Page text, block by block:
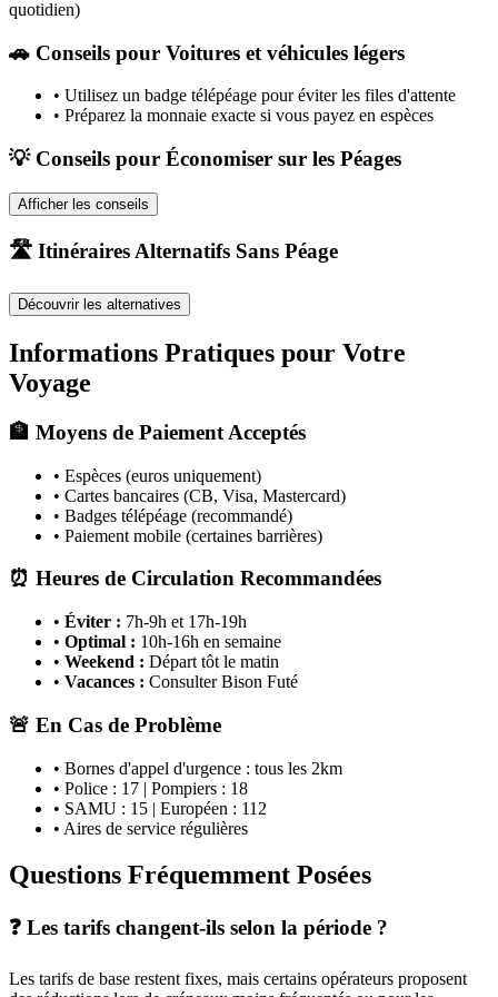
quotidien)
🚗 Conseils pour Voitures et véhicules légers
• Utilisez un badge télépéage pour éviter les files d'attente
• Préparez la monnaie exacte si vous payez en espèces
💡 Conseils pour Économiser sur les Péages
Afficher les conseils
🛣️ Itinéraires Alternatifs Sans Péage
Découvrir les alternatives
Informations Pratiques pour Votre
Voyage
🏦 Moyens de Paiement Acceptés
• Espèces (euros uniquement)
• Cartes bancaires (CB, Visa, Mastercard)
• Badges télépéage (recommandé)
• Paiement mobile (certaines barrières)
⏰ Heures de Circulation Recommandées
• Éviter : 7h-9h et 17h-19h
• Optimal : 10h-16h en semaine
• Weekend : Départ tôt le matin
• Vacances : Consulter Bison Futé
🚨 En Cas de Problème
• Bornes d'appel d'urgence : tous les 2km
• Police : 17 | Pompiers : 18
• SAMU : 15 | Européen : 112
• Aires de service régulières
Questions Fréquemment Posées
❓ Les tarifs changent-ils selon la période ?
Les tarifs de base restent fixes, mais certains opérateurs proposent